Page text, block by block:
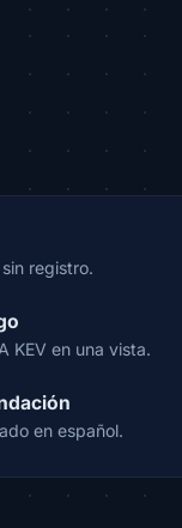
registro.
KEV en una vista.
en español.